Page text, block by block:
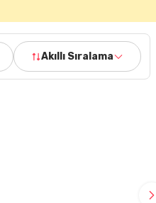
Akıllı Sıralama